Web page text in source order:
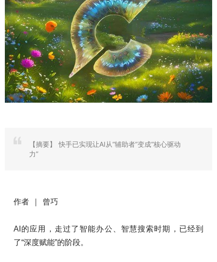
【摘要】
快手已实现让AI从“辅助者”变成“核心驱动
力”
作者 ｜ 曾巧
AI的应用，走过了智能办公、智慧搜索时期，已经到
了“深度赋能”的阶段。